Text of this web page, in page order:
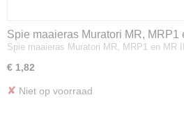
Spie maaieras Muratori MR, MRP1
Spie maaieras Muratori MR, MRP1 en MR
€ 1,82
✘ Niet op voorraad